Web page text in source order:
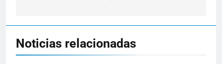
Noticias relacionadas